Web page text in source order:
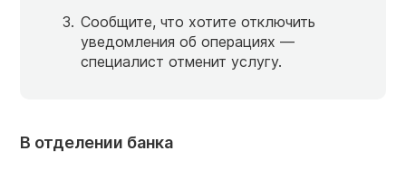
Сообщите, что хотите отключить
уведомления об операциях —
специалист отменит услугу.
В отделении банка